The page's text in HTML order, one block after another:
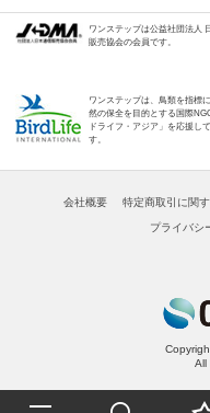
ワンステップは公益社団法人
販売協会の会員です。
ワンステップは、鳥類を指標
然の保全を目的とする国際
ドライフ・アジア」を応援し
す。
会社概要 特定商取引に関
プライバシ
All